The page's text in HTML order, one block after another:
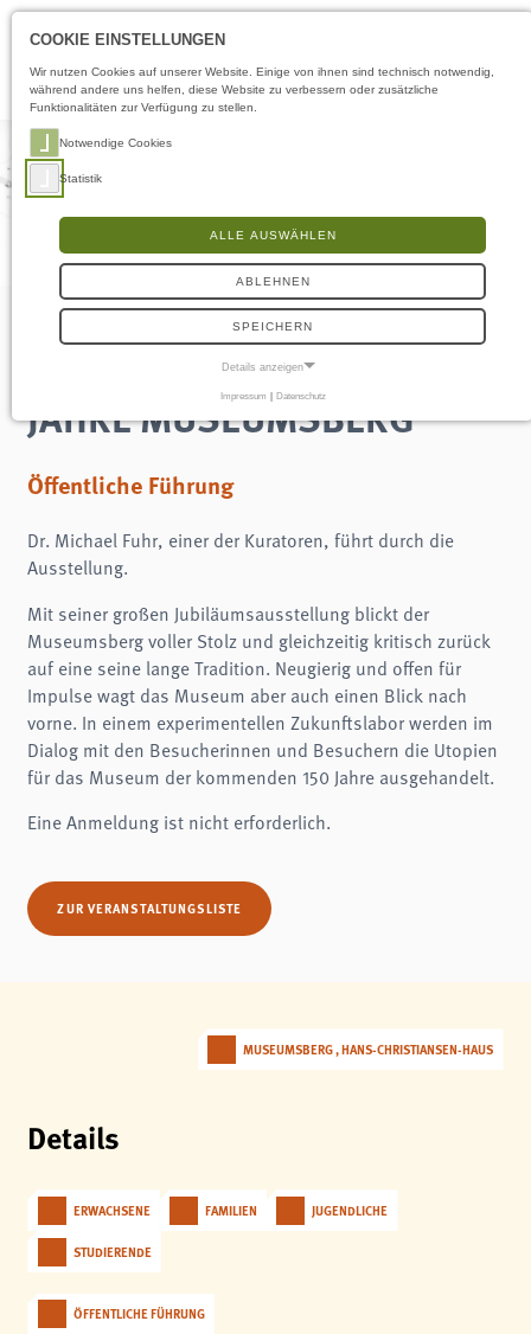
Öffnungszeiten
Kuratorenführung: 150
JAHRE MUSEUMSBERG
Öffentliche Führung
Dr. Michael Fuhr, einer der Kuratoren, führt durch die
Ausstellung.
Mit seiner großen Jubiläumsausstellung blickt der
Museumsberg voller Stolz und gleichzeitig kritisch zurück
auf eine seine lange Tradition. Neugierig und offen für
Impulse wagt das Museum aber auch einen Blick nach
vorne. In einem experimentellen Zukunftslabor werden im
Dialog mit den Besucherinnen und Besuchern die Utopien
für das Museum der kommenden 150 Jahre ausgehandelt.
Eine Anmeldung ist nicht erforderlich.
ZUR VERANSTALTUNGSLISTE
MUSEUMSBERG , HANS-CHRISTIANSEN-HAUS
Details
ERWACHSENE FAMILIEN JUGENDLICHE
STUDIERENDE
ÖFFENTLICHE FÜHRUNG
COOKIE EINSTELLUNGEN
Wir nutzen Cookies auf unserer Website. Einige von ihnen sind technisch notwendig,
während andere uns helfen, diese Website zu verbessern oder zusätzliche
Funktionalitäten zur Verfügung zu stellen.
Notwendige Cookies
Statistik
ALLE AUSWÄHLEN
ABLEHNEN
SPEICHERN
Details anzeigen
Notwendige Cookies ermöglichen grundlegende Funktionen und sind für die
Frontend User
Name:
fe_typo3_user
Zweck:
Cookie Laufzeit:
Einverständnis-Cookie
cookie_consent
Cookie Laufzeit:
Matomo
Impressum | Datenschutz